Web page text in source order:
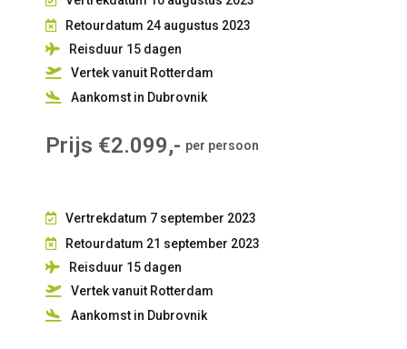
Retourdatum 24 augustus 2023
Reisduur 15 dagen
Vertek vanuit Rotterdam
Aankomst in Dubrovnik
Prijs €2.099,- per persoon
Vertrekdatum 7 september 2023
Retourdatum 21 september 2023
Reisduur 15 dagen
Vertek vanuit Rotterdam
Aankomst in Dubrovnik